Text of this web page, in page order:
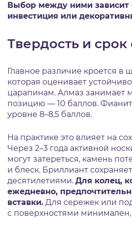
Выбор между ними зависит
инвестиция или
Твердость и
Главное различие кроется в
которая оценивает
царапинам. Алмаз занимает
позицию — 10 баллов. Фианит
уровне 8–8,5 баллов.
На практике это влияет на
Через 2–3 года активной
могут затереться, камень
и блеск. Бриллиант
десятилетиями. Для колец,
ежедневно,
вставки. Для сережек или
с поверхностями минимален,